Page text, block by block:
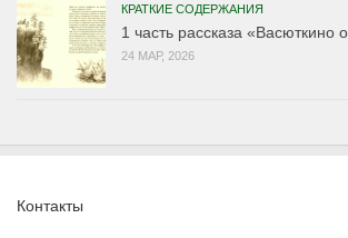
КРАТКИЕ СОДЕРЖАНИЯ
1 часть рассказа «Васюткино
24 МАР, 2026
Контакты